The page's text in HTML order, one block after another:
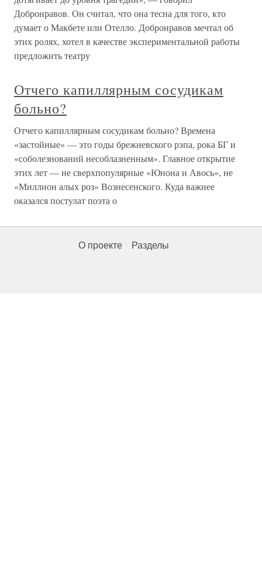
Добронравов. Он считал, что она тесна для того, кто
думает о Макбете или Отелло. Добронравов мечтал об
этих ролях, хотел в качестве экспериментальной работы
предложить театру
Отчего капиллярным сосудикам
больно?
Отчего капиллярным сосудикам больно? Времена
«застойные» — это годы брежневского рэпа, рока БГ и
«соболезнований несоблазненным». Главное открытие
этих лет — не сверхпопулярные «Юнона и Авось», не
«Миллион алых роз» Вознесенского. Куда важнее
оказался постулат поэта о
О проекте Разделы